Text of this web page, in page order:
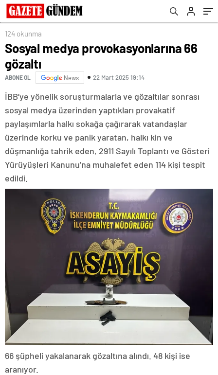
124 okunma
Sosyal medya provokasyonlarına 66
gözaltı
ABONE OL News 22 Mart 2025 19:14
İBB’ye yönelik soruşturmalarla ve gözaltılar sonrası
sosyal medya üzerinden yaptıkları provakatif
paylaşımlarla halkı sokağa çağırarak vatandaşlar
üzerinde korku ve panik yaratan, halkı kin ve
düşmanlığa tahrik eden, 2911 Sayılı Toplantı ve Gösteri
Yürüyüşleri Kanunu’na muhalefet eden 114 kişi tespit
edildi.
66 şüpheli yakalanarak gözaltına alındı. 48 kişi ise
aranıyor.